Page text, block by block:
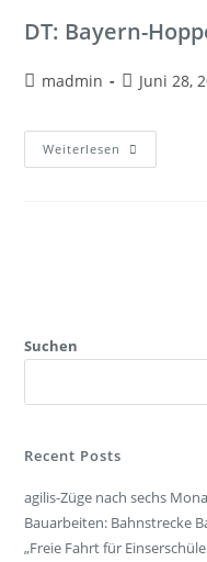
DT: Bayern-
madmin Juni 28,
Weiterlesen
Suchen
Recent Posts
agilis-Züge nach sechs
Bauarbeiten: Bahnstrecke
„Freie Fahrt für